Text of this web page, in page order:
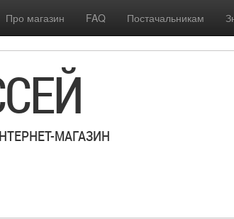
Про магазин FAQ Постачальникам
МАГАЗИН